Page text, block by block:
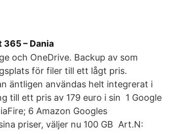
– Dania
och OneDrive. Backup av som
för filer till ett lågt pris.
äntligen användas helt integrerat i
till ett pris av 179 euro i sin 1 Google
6 Amazon Googles
priser, väljer nu 100 GB Art.N: